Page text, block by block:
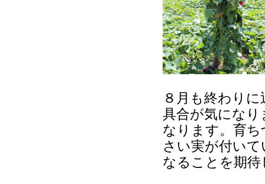
８月も終わり
具合が気にな
なります。育ち
さい実が付い
なることを期